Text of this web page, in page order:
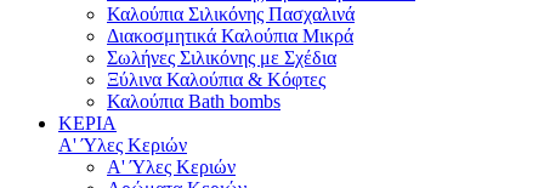
Καλούπια Σιλικόνης Πασχαλινά
Διακοσμητικά Καλούπια Μικρά
Σωλήνες Σιλικόνης με Σχέδια
Ξύλινα Καλούπια & Κόφτες
Καλούπια Bath bombs
ΚΕΡΙΑ
Α' Ύλες Κεριών
Α' Ύλες Κεριών